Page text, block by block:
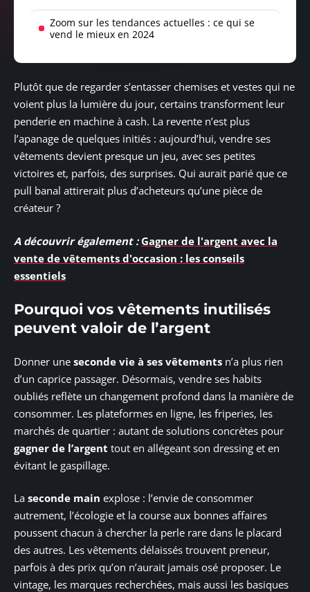
Zoom sur les tendances actuelles : ce qui se
vend le mieux en 2024
Plutôt que de regarder s’entasser chemises et vestes qui ne
voient plus la lumière du jour, certains transforment leur
penderie en machine à cash. La revente n’est plus
l’apanage de quelques initiés : aujourd’hui, vendre ses
vêtements devient presque un jeu, avec ses petites
victoires et, parfois, des surprises. Qui aurait parié que ce
pull banal attirerait plus d’acheteurs qu’une pièce de
créateur ?
A découvrir également : Gagner de l'argent avec la
vente de vêtements d'occasion : les conseils
essentiels
Pourquoi vos vêtements inutilisés
peuvent valoir de l’argent
Donner une seconde vie à ses vêtements n’a plus rien
d’un caprice passager. Désormais, vendre ses habits
oubliés reflète un changement profond dans la manière de
consommer. Les plateformes en ligne, les friperies, les
marchés de quartier : autant de solutions concrètes pour
gagner de l’argent tout en allégeant son dressing et en
évitant le gaspillage.
La seconde main explose : l’envie de consommer
autrement, l’écologie et la course aux bonnes affaires
poussent chacun à chercher la perle rare dans le placard
des autres. Les vêtements délaissés trouvent preneur,
parfois à des prix qu’on n’aurait jamais osé proposer. Le
vintage, les marques recherchées, mais aussi les basiques